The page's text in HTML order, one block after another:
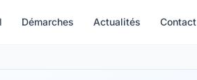
Démarches Actualités Contact